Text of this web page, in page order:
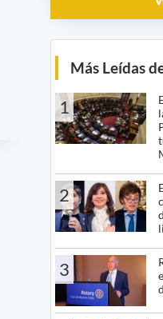
Más Leídas
1
2
3